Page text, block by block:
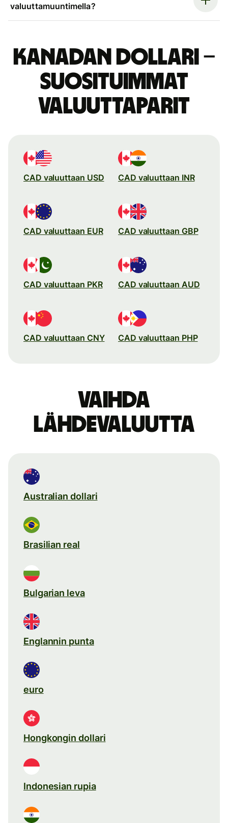
valuuttamuuntimella?
Kanadan dollari –
suosituimmat
valuuttaparit
CAD valuuttaan USD CAD valuuttaan INR
CAD valuuttaan EUR CAD valuuttaan GBP
CAD valuuttaan PKR CAD valuuttaan AUD
CAD valuuttaan CNY CAD valuuttaan PHP
Vaihda
lähdevaluutta
Australian dollari
Brasilian real
Bulgarian leva
Englannin punta
euro
Hongkongin dollari
Indonesian rupia